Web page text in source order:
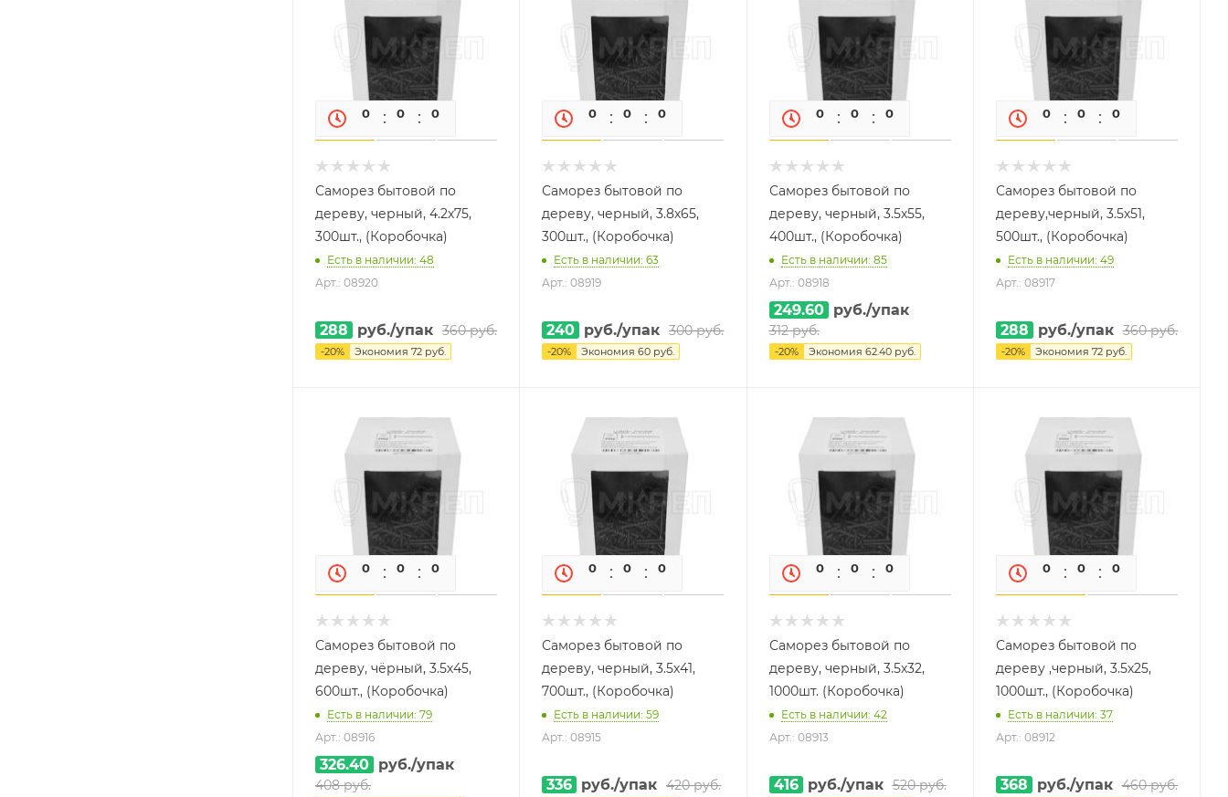
0 0 0
Саморез бытовой по
дереву, черный, 4.2х75,
300шт., (Коробочка)
Есть в наличии: 48
Арт.: 08920
288 руб./упак 360руб.
-20% Экономия 72 руб.
0 0 0
Саморез бытовой по
дереву, черный, 3.8х65,
300шт., (Коробочка)
Есть в наличии: 63
Арт.: 08919
240 руб./упак 300руб.
-20% Экономия60 руб.
0 0 0
Саморез бытовой по
дереву, черный, 3.5х55,
400шт., (Коробочка)
Есть в наличии: 85
Арт.: 08918
249.60 руб./упак
312руб.
-20% Экономия 62.40руб.
0 0 0
Саморез бытовой по
дереву,черный, 3.5х51,
500шт., (Коробочка)
Есть в наличии: 49
Арт.: 08917
288 руб./упак 360руб.
-20% Экономия 72руб.
0 0 0
Саморез бытовой по
дереву, чёрный, 3.5х45,
600шт., (Коробочка)
Есть в наличии: 79
Арт.: 08916
326.40 руб./упак
408руб.
0 0 0
Саморез бытовой по
дереву, черный, 3.5х41,
700шт., (Коробочка)
Есть в наличии: 59
Арт.: 08915
336 руб./упак 420руб.
0 0 0
Саморез бытовой по
дереву, черный, 3.5х32,
1000шт. (Коробочка)
Есть в наличии: 42
Арт.: 08913
416 руб./упак 520руб.
0 0 0
Саморез бытовой по
дереву ,черный, 3.5х25,
1000шт., (Коробочка)
Есть в наличии: 37
Арт.: 08912
368 руб./упак 460руб.